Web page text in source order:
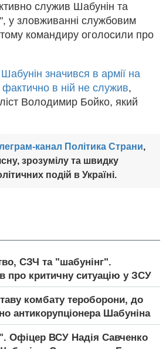
СЗЧ та "шабунінг".
про критичну ситуацію у ЗСУ
комбату тероборони, до
антикорупціонера Шабуніна
Офіцер ВСУ Надія Савченко
служив Шабунін та
у зловживанні службовим
командиру оголосили про
Шабунін значився в армії на
фактично в ній не служив,
Володимир Бойко, який
канал Політика Страни,
зрозумілу та швидку
подій в Україні.